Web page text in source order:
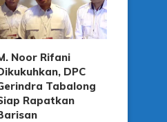
Noor Rifani
DPC
Tabalong
Rapatkan